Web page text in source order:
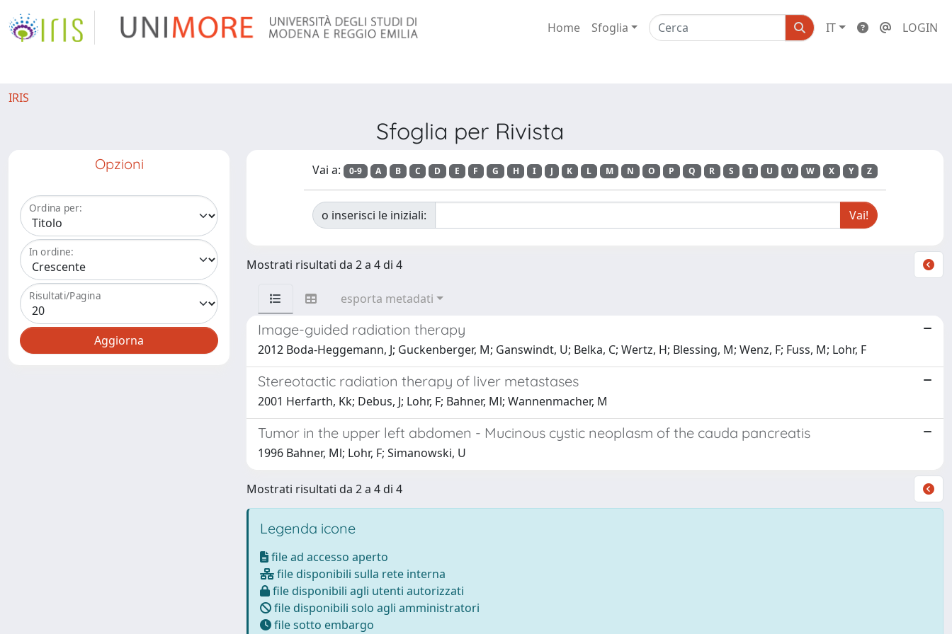
Home Sfoglia IT LOGIN
IRIS
Sfoglia per Rivista
Opzioni
Ordina per:
In ordine:
Risultati/Pagina
Vai a: 0-9 A B C D E F G H I J K L M N O P Q R S T U V W X Y Z
o inserisci le iniziali:
Mostrati risultati da 2 a 4 di 4
esporta metadati
Image-guided radiation therapy
2012 Boda-Heggemann, J; Guckenberger, M; Ganswindt, U; Belka, C; Wertz, H; Blessing, M; Wenz, F; Fuss, M; Lohr, F
Stereotactic radiation therapy of liver metastases
2001 Herfarth, Kk; Debus, J; Lohr, F; Bahner, Ml; Wannenmacher, M
Tumor in the upper left abdomen - Mucinous cystic neoplasm of the cauda pancreatis
1996 Bahner, Ml; Lohr, F; Simanowski, U
Mostrati risultati da 2 a 4 di 4
Legenda icone
file ad accesso aperto
file disponibili sulla rete interna
file disponibili agli utenti autorizzati
file disponibili solo agli amministratori
file sotto embargo